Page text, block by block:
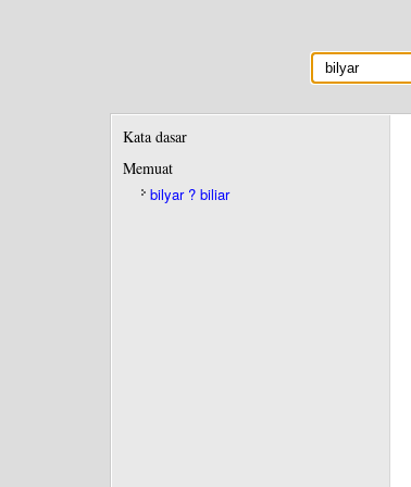
Kata dasar
Memuat
bilyar ? biliar